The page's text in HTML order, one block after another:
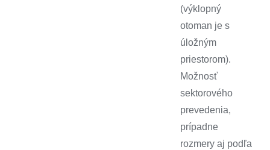
(výklopný
otoman je s
úložným
priestorom).
Možnosť
sektorového
prevedenia,
prípadne
rozmery aj podľa